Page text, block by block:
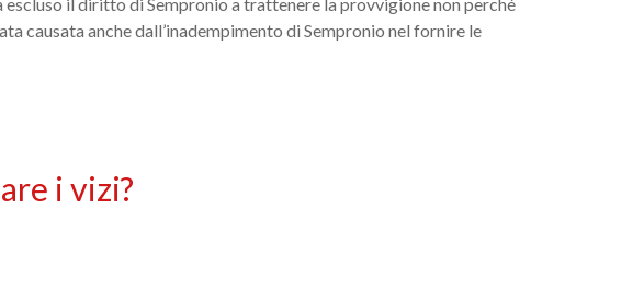
causata anche dall’inadempimento di Sempronio nel fornire le
i vizi?